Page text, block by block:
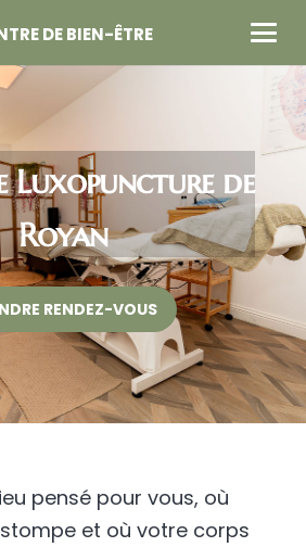
DE BIEN-ÊTRE
Luxopuncture de
Royan
RENDEZ-VOUS
pensé pour vous, où
et où votre corps